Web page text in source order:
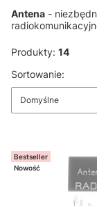
Antena -
Produkty: 14
Lista
Sortowanie:
Domyślne
Bestseller
Nowość